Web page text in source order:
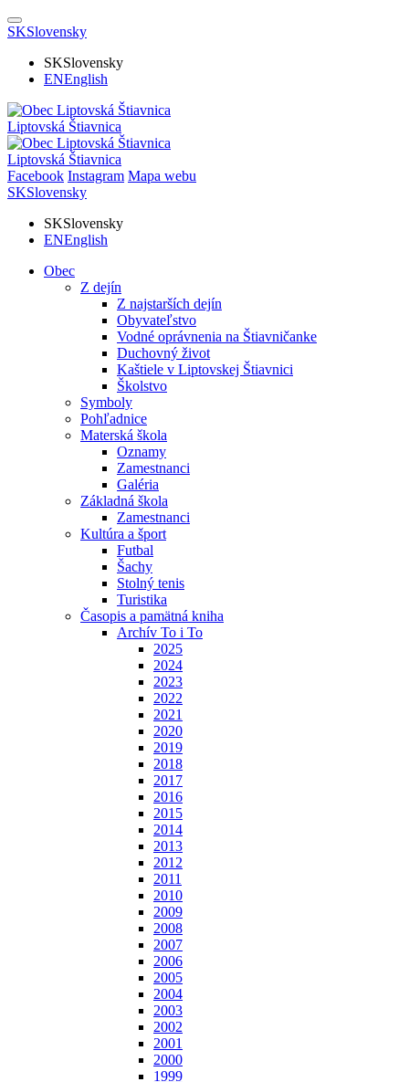
SKSlovensky
SKSlovensky
ENEnglish
Liptovská Štiavnica
Liptovská Štiavnica
Facebook Instagram Mapa webu
SKSlovensky
SKSlovensky
ENEnglish
Obec
Z dejín
Z najstarších dejín
Obyvateľstvo
Vodné oprávnenia na Štiavničanke
Duchovný život
Kaštiele v Liptovskej Štiavnici
Školstvo
Symboly
Pohľadnice
Materská škola
Oznamy
Zamestnanci
Galéria
Základná škola
Zamestnanci
Kultúra a šport
Futbal
Šachy
Stolný tenis
Turistika
Časopis a pamätná kniha
Archív To i To
2025
2024
2023
2022
2021
2020
2019
2018
2017
2016
2015
2014
2013
2012
2011
2010
2009
2008
2007
2006
2005
2004
2003
2002
2001
2000
1999